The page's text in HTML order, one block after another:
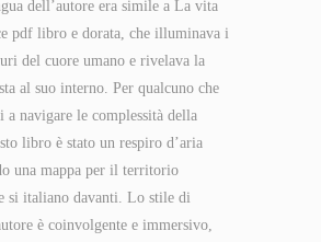
dell’autore era simile a La vita
pdf libro e dorata, che illuminava i
del cuore umano e rivelava la
al suo interno. Per qualcuno che
a navigare le complessità della
libro è stato un respiro d’aria
una mappa per il territorio
si italiano davanti. Lo stile di
è coinvolgente e immersivo,